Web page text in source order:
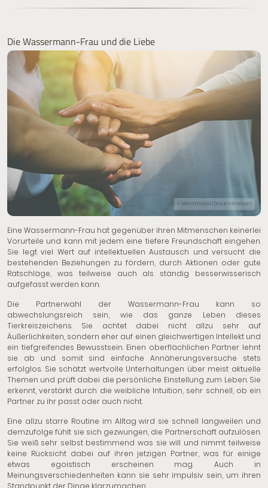
Die Wassermann-Frau und die Liebe
© Marchmeena | Dreamstime.com
Eine Wassermann-Frau hat gegenüber ihren Mitmenschen keinerlei
Vorurteile und kann mit jedem eine tiefere Freundschaft eingehen.
Sie legt viel Wert auf intellektuellen Austausch und versucht die
bestehenden Beziehungen zu fördern, durch Aktionen oder gute
Ratschläge, was teilweise auch als ständig besserwisserisch
aufgefasst werden kann.
Die Partnerwahl der Wassermann-Frau kann so
abwechslungsreich sein, wie das ganze Leben dieses
Tierkreiszeichens. Sie achtet dabei nicht allzu sehr auf
Äußerlichkeiten, sondern eher auf einen gleichwertigen Intellekt und
ein tiefgreifendes Bewusstsein. Einen oberflächlichen Partner lehnt
sie ab und somit sind einfache Annäherungsversuche stets
erfolglos. Sie schätzt wertvolle Unterhaltungen über meist aktuelle
Themen und prüft dabei die persönliche Einstellung zum Leben. Sie
erkennt, verstärkt durch die weibliche Intuition, sehr schnell, ob ein
Partner zu ihr passt oder auch nicht.
Eine allzu starre Routine im Alltag wird sie schnell langweilen und
demzufolge fühlt sie sich gezwungen, die Partnerschaft aufzulösen.
Sie weiß sehr selbst bestimmend was sie will und nimmt teilweise
keine Rücksicht dabei auf ihren jetzigen Partner, was für einige
etwas egoistisch erscheinen mag. Auch in
Meinungsverschiedenheiten kann sie sehr impulsiv sein, um ihren